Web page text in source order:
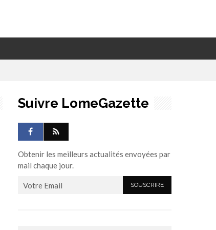
Suivre LomeGazette
Obtenir les meilleurs actualités envoyées par
mail chaque jour.